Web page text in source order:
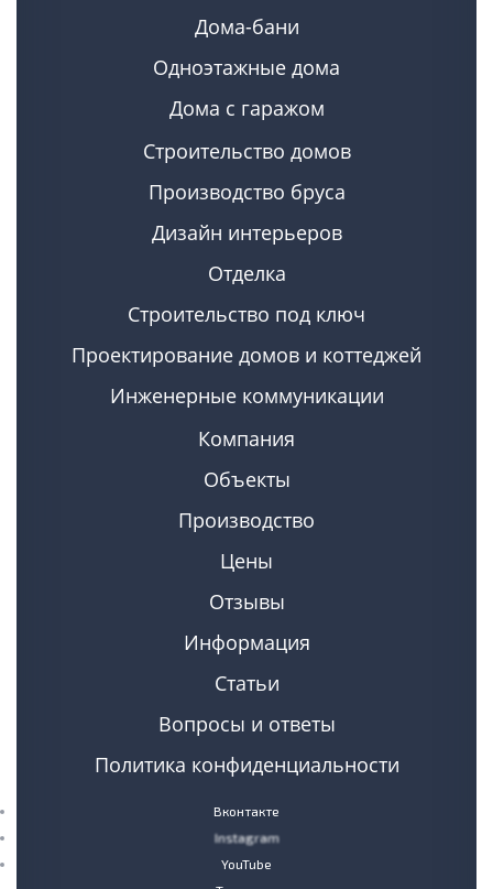
Дома-бани
Одноэтажные дома
Дома с гаражом
Строительство домов
Производство бруса
Дизайн интерьеров
Отделка
Строительство под ключ
Проектирование домов и коттеджей
Инженерные коммуникации
Компания
Объекты
Производство
Цены
Отзывы
Информация
Статьи
Вопросы и ответы
Политика конфиденциальности
Вконтакте
Instagram
YouTube